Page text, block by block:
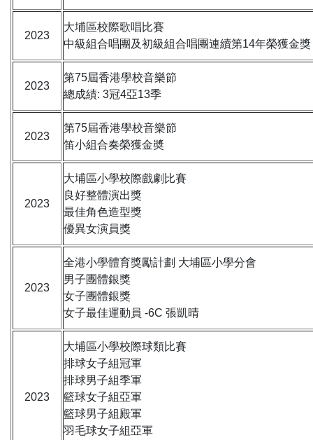
2023
大埔區校際歌唱比賽
中級組合唱團及初級組合唱團連續第14年榮獲金獎
2023
第75屆香港學校音樂節
總成績: 3冠4亞13季
2023
第75屆香港學校音樂節
笛小組合奏榮獲金奬
2023
大埔區小學校際戲劇比賽
良好整體演出獎
最佳角色造型獎
優異女演員獎
2023
全港小學體育獎勵計劃 大埔區小學分會
男子團體銀獎
女子團體銀獎
女子最佳運動員 -6C 張凱晴
2023
大埔區小學校際球類比賽
排球女子組冠軍
排球男子組季軍
籃球女子組亞軍
籃球男子組殿軍
羽毛球女子組亞軍